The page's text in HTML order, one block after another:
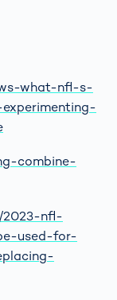
what-nfl-s-
combine-
2023-nfl-
used-for-